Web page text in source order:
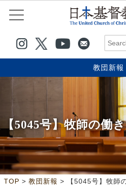
教団新報
【5045号】牧師の働
TOP > 教団新報 >